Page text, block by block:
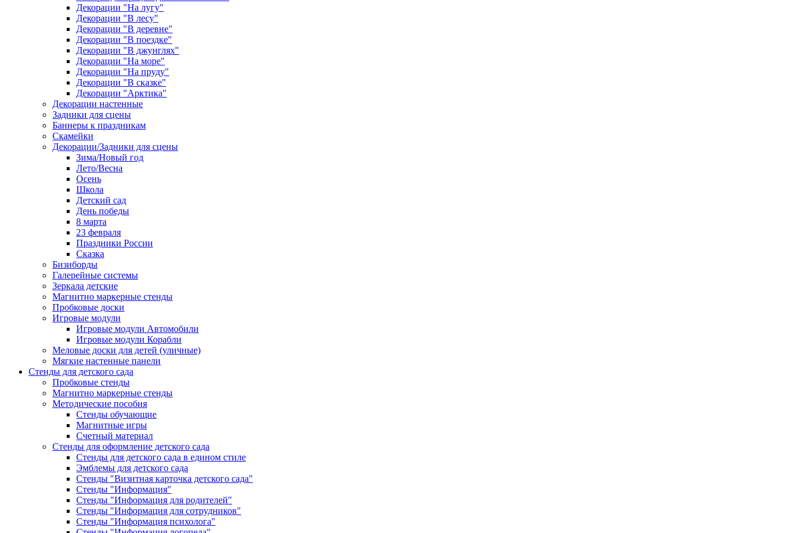
Декорации "На лугу"
Декорации "В лесу"
Декорации "В деревне"
Декорации "В поездке"
Декорации "В джунглях"
Декорации "На море"
Декорации "На пруду"
Декорации "В сказке"
Декорации "Арктика"
Декорации настенные
Задники для сцены
Баннеры к праздникам
Скамейки
Декорации/Задники для сцены
Зима/Новый год
Лето/Весна
Осень
Школа
Детский сад
День победы
8 марта
23 февраля
Праздники России
Сказка
Бизиборды
Галерейные системы
Зеркала детские
Магнитно маркерные стенды
Пробковые доски
Игровые модули
Игровые модули Автомобили
Игровые модули Корабли
Меловые доски для детей (уличные)
Мягкие настенные панели
Стенды для детского сада
Пробковые стенды
Магнитно маркерные стенды
Методические пособия
Стенды обучающие
Магнитные игры
Счетный материал
Стенды для оформление детского сада
Стенды для детского сада в едином стиле
Эмблемы для детского сада
Стенды "Визитная карточка детского сада"
Стенды "Информация"
Стенды "Информация для родителей"
Стенды "Информация для сотрудников"
Стенды "Информация психолога"